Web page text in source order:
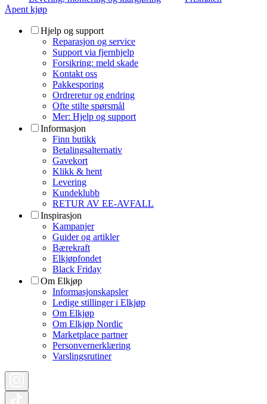
Åpent kjøp
Hjelp og support
Reparasjon og service
Support via fjernhjelp
Forsikring: meld skade
Kontakt oss
Pakkesporing
Ordreretur og endring
Ofte stilte spørsmål
Mer: Hjelp og support
Informasjon
Finn butikk
Betalingsalternativ
Gavekort
Klikk & hent
Levering
Kundeklubb
RETUR AV EE-AVFALL
Inspirasjon
Kampanjer
Guider og artikler
Bærekraft
Elkjøpfondet
Black Friday
Om Elkjøp
Informasjonskapsler
Ledige stillinger i Elkjøp
Om Elkjøp
Om Elkjøp Nordic
Marketplace partner
Personvernerklæring
Varslingsrutiner